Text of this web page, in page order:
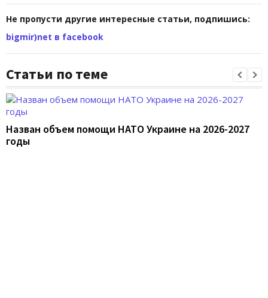
Не пропусти другие интересные статьи, подпишись:
bigmir)net в facebook
Статьи по теме
Назван объем помощи НАТО Украине на 2026-2027
годы